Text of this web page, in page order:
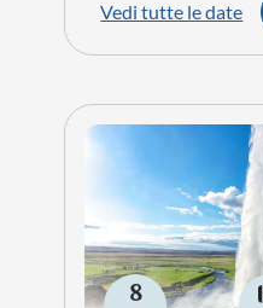
Vedi tutte le date
8